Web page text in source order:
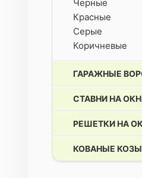
Черные
Красные
Серые
Коричневые
ГАРАЖНЫЕ
СТАВНИ НА
РЕШЕТКИ НА
КОВАНЫЕ